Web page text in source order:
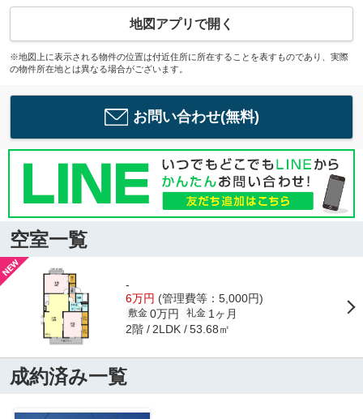
地図アプリで開く
※地図上に表示される物件の位置は付近住所に所在することを表すものであり、実際
の物件所在地とは異なる場合がございます。
お問い合わせ(無料)
空室一覧
-
6万円 (管理費等：5,000円)
敷金 0万円 礼金 1ヶ月
2階 2LDK 53.68㎡
成約済み一覧